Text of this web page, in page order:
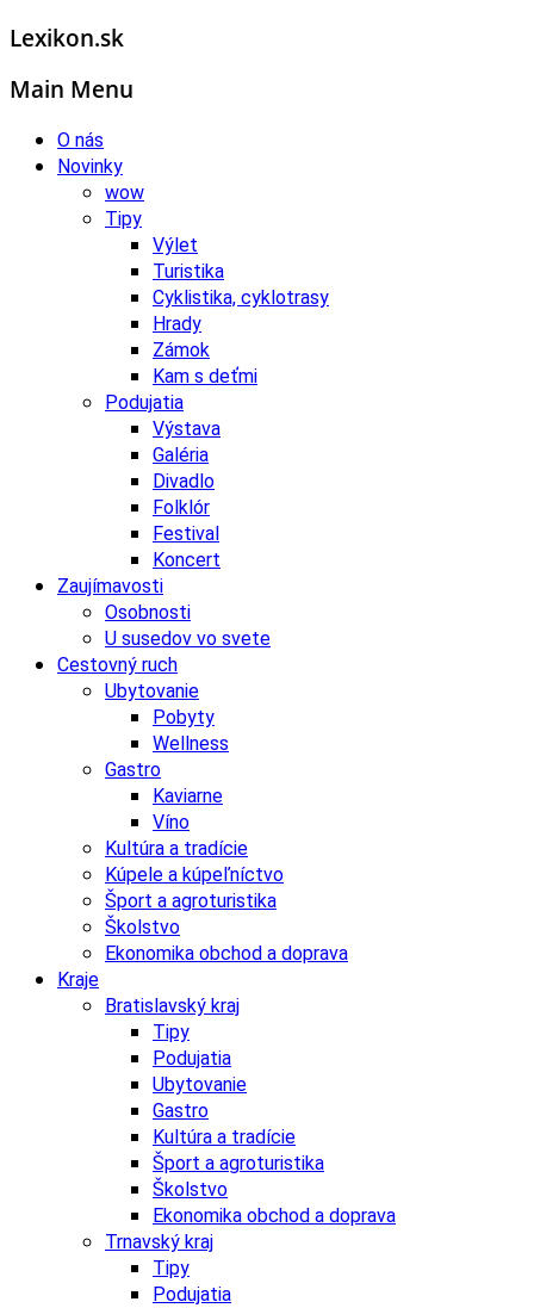
Lexikon.sk
Main Menu
O nás
Novinky
wow
Tipy
Výlet
Turistika
Cyklistika, cyklotrasy
Hrady
Zámok
Kam s deťmi
Podujatia
Výstava
Galéria
Divadlo
Folklór
Festival
Koncert
Zaujímavosti
Osobnosti
U susedov vo svete
Cestovný ruch
Ubytovanie
Pobyty
Wellness
Gastro
Kaviarne
Víno
Kultúra a tradície
Kúpele a kúpeľníctvo
Šport a agroturistika
Školstvo
Ekonomika obchod a doprava
Kraje
Bratislavský kraj
Tipy
Podujatia
Ubytovanie
Gastro
Kultúra a tradície
Šport a agroturistika
Školstvo
Ekonomika obchod a doprava
Trnavský kraj
Tipy
Podujatia